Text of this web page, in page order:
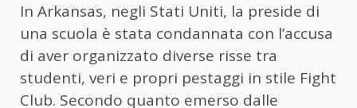
In Arkansas, negli Stati Uniti, la preside di
una scuola è stata condannata con l’accusa
di aver organizzato diverse risse tra
studenti, veri e propri pestaggi in stile Fight
Club. Secondo quanto emerso dalle